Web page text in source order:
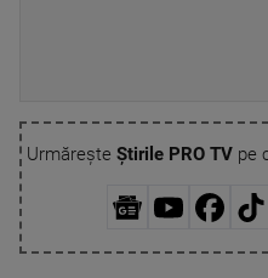
Urmărește Știrile PRO TVpe